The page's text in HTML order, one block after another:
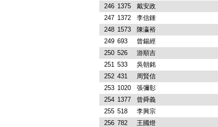
246 1375
戴安政
247 1372
李信鍾
248 1573
陳瀛裕
249 693
曾鍚經
250 526
游順吉
251 533
吳朝銘
252 431
周賢信
253 1020
張彌彰
254 1377
曾舜義
255 518
李興宗
256 782
王國燈